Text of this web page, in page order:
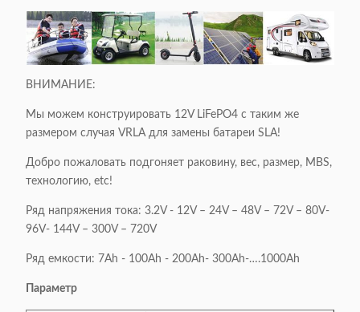
ВНИМАНИЕ:
Мы можем конструировать 12V LiFePO4 с таким же
размером случая VRLA для замены батареи SLA!
Добро пожаловать подгоняет раковину, вес, размер, MBS,
технологию, etc!
Ряд напряжения тока: 3.2V - 12V – 24V – 48V – 72V – 80V-
96V- 144V – 300V – 720V
Ряд емкости: 7Ah - 100Ah - 200Ah- 300Ah-….1000Ah
Параметр